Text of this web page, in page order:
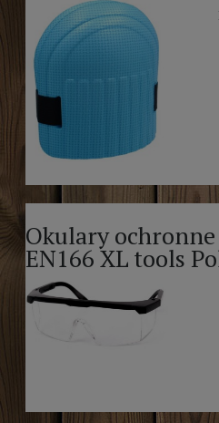
Okulary
EN166 XL tools